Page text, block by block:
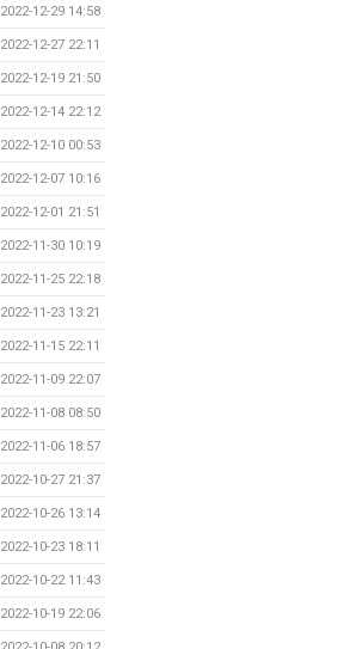
2022-12-29 14:58
2022-12-27 22:11
2022-12-19 21:50
2022-12-14 22:12
2022-12-10 00:53
2022-12-07 10:16
2022-12-01 21:51
2022-11-30 10:19
2022-11-25 22:18
2022-11-23 13:21
2022-11-15 22:11
2022-11-09 22:07
2022-11-08 08:50
2022-11-06 18:57
2022-10-27 21:37
2022-10-26 13:14
2022-10-23 18:11
2022-10-22 11:43
2022-10-19 22:06